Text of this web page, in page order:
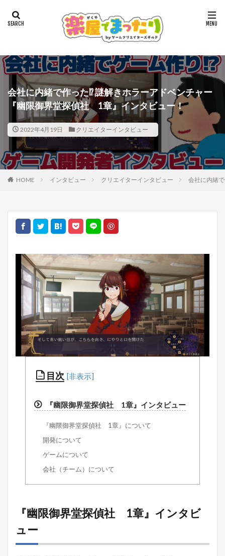
会社に内緒で作った⁉ 謎解きホラーアドベンチャー
『幽限御界堂探偵社 1章』インタビュー！
2022年4月19日 クリエイターインタビュー
HOME インタビュー クリエイターインタビュー 会社に内緒
目次
『幽限御界堂探偵社 1章』インタビュー
『幽限御界堂探偵社 1章』について
開発について
ゲームについて
会社（チーム）について
『幽限御界堂探偵社 1章』インタビ
ュー